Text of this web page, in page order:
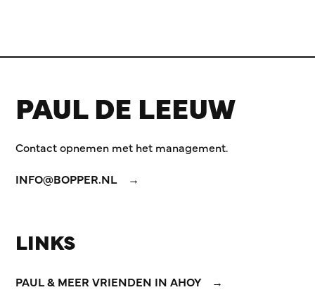
PAUL DE LEEUW
Contact opnemen met het management.
INFO@BOPPER.NL
LINKS
PAUL & MEER VRIENDEN IN AHOY